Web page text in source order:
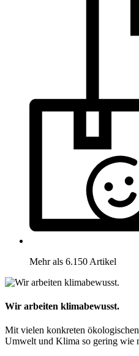
Mehr als 6.150 Artikel
Wir arbeiten klimabewusst.
Mit vielen konkreten
Umwelt und Klima so gering wie